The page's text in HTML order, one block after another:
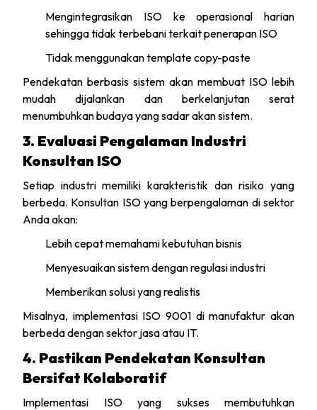
Mengintegrasikan ISO ke operasional harian
sehingga tidak terbebani terkait penerapan ISO
Tidak menggunakan template copy-paste
Pendekatan berbasis sistem akan membuat ISO lebih
mudah dijalankan dan berkelanjutan serat
menumbuhkan budaya yang sadar akan sistem.
3. Evaluasi Pengalaman Industri
Konsultan ISO
Setiap industri memiliki karakteristik dan risiko yang
berbeda. Konsultan ISO yang berpengalaman di sektor
Anda akan:
Lebih cepat memahami kebutuhan bisnis
Menyesuaikan sistem dengan regulasi industri
Memberikan solusi yang realistis
Misalnya, implementasi ISO 9001 di manufaktur akan
berbeda dengan sektor jasa atau IT.
4. Pastikan Pendekatan Konsultan
Bersifat Kolaboratif
Implementasi ISO yang sukses membutuhkan